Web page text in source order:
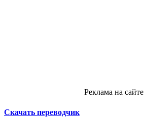
Реклама на сайте
Скачать переводчик